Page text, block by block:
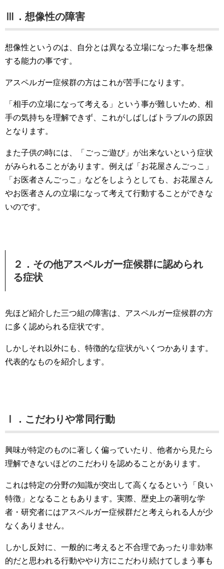
Ⅲ．想像性の障害
想像性というのは、自分とは異なる立場になった事を想像
する能力の事です。
アスペルガー症候群の方はこれが苦手になります。
「相手の立場になって考える」という事が難しいため、相
手の気持ちを理解できず、これがしばしばトラブルの原因
となります。
また子供の時には、「ごっご遊び」が出来ないという症状
がみられることがあります。例えば「お花屋さんごっこ」
「お医者さんごっこ」などをしようとしても、お花屋さん
やお医者さんの立場になって考えて行動することができな
いのです。
２．その他アスペルガー症候群に認められ
る症状
先ほど紹介した三つ組の障害は、アスペルガー症候群の方
に多く認められる症状です。
しかしそれ以外にも、特徴的な症状がいくつかあります。
代表的なものを紹介します。
Ⅰ．こだわりや常同行動
興味が特定のものに著しく偏っていたり、他者から見たら
理解できないほどのこだわりを認めることがあります。
これは特定の分野の知識が突出して高くなるという「良い
特徴」となることもあります。実際、歴史上の著明な学
者・研究者にはアスペルガー症候群だと考えられる人が少
なくありません。
しかし反対に、一般的に考えると不合理であったり非効率
的だと思われる行動ややり方にこだわり続けてしまう事も